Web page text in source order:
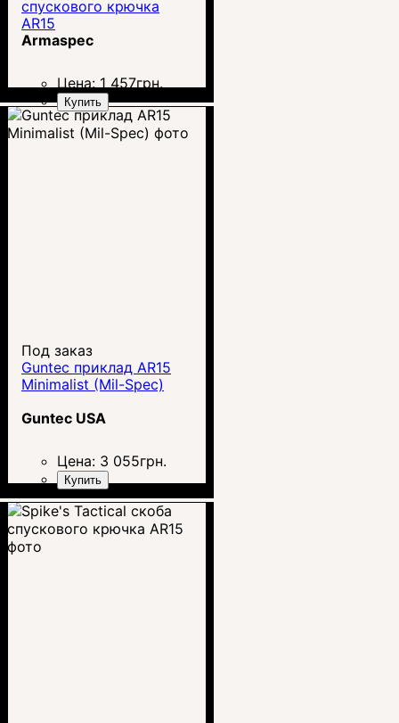
спускового крючка
AR15
Armaspec
Цена: 1 457грн.
Купить
Под заказ
Guntec приклад AR15
Minimalist (Mil-Spec)
Guntec USA
Цена: 3 055грн.
Купить